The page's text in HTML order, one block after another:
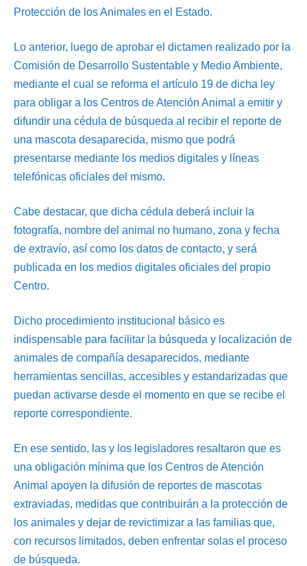
Protección de los Animales en el Estado.
Lo anterior, luego de aprobar el dictamen realizado por la
Comisión de Desarrollo Sustentable y Medio Ambiente,
mediante el cual se reforma el artículo 19 de dicha ley
para obligar a los Centros de Atención Animal a emitir y
difundir una cédula de búsqueda al recibir el reporte de
una mascota desaparecida, mismo que podrá
presentarse mediante los medios digitales y líneas
telefónicas oficiales del mismo.
Cabe destacar, que dicha cédula deberá incluir la
fotografía, nombre del animal no humano, zona y fecha
de extravío, así como los datos de contacto, y será
publicada en los medios digitales oficiales del propio
Centro.
Dicho procedimiento institucional básico es
indispensable para facilitar la búsqueda y localización de
animales de compañía desaparecidos, mediante
herramientas sencillas, accesibles y estandarizadas que
puedan activarse desde el momento en que se recibe el
reporte correspondiente.
En ese sentido, las y los legisladores resaltaron que es
una obligación mínima que los Centros de Atención
Animal apoyen la difusión de reportes de mascotas
extraviadas, medidas que contribuirán a la protección de
los animales y dejar de revictimizar a las familias que,
con recursos limitados, deben enfrentar solas el proceso
de búsqueda.